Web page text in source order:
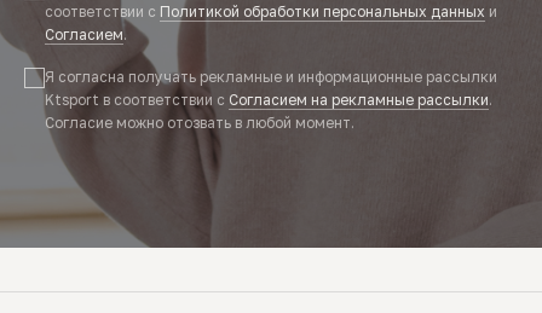
соответствии с Политикой обработки персональных данных и
Согласием.
Я согласна получать рекламные и информационные рассылки
Ktsport в соответствии с Согласием на рекламные рассылки.
Согласие можно отозвать в любой момент.